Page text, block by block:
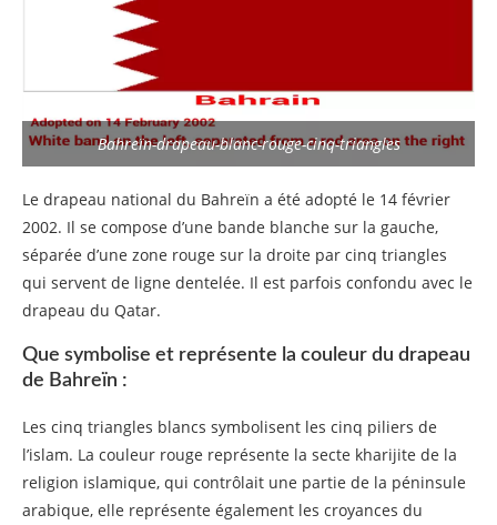
Bahreïn-drapeau-blanc-rouge-cinq-triangles
Le drapeau national du Bahreïn a été adopté le 14 février
2002. Il se compose d’une bande blanche sur la gauche,
séparée d’une zone rouge sur la droite par cinq triangles
qui servent de ligne dentelée. Il est parfois confondu avec le
drapeau du Qatar.
Que symbolise et représente la couleur du drapeau
de Bahreïn :
Les cinq triangles blancs symbolisent les cinq piliers de
l’islam. La couleur rouge représente la secte kharijite de la
religion islamique, qui contrôlait une partie de la péninsule
arabique, elle représente également les croyances du